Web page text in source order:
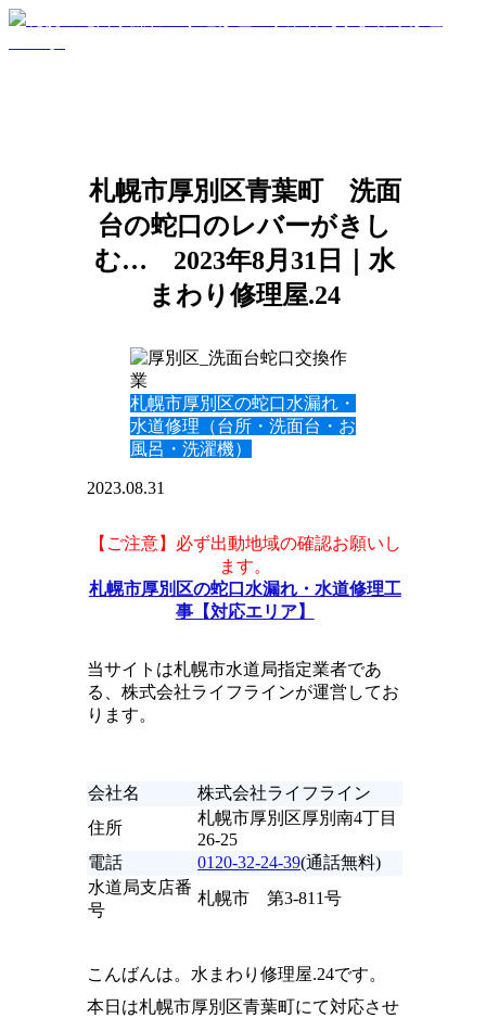
札幌市厚別区青葉町 洗面
台の蛇口のレバーがきし
む… 2023年8月31日｜水
まわり修理屋.24
札幌市厚別区の蛇口水漏れ・
水道修理（台所・洗面台・お
風呂・洗濯機）
2023.08.31
【ご注意】必ず出動地域の確認お願いし
ます。
札幌市厚別区の蛇口水漏れ・水道修理工
事【対応エリア】
当サイトは札幌市水道局指定業者であ
る、株式会社ライフラインが運営してお
ります。
会社名
株式会社ライフライン
住所
札幌市厚別区厚別南4丁目
26-25
電話
0120-32-24-39(通話無料)
水道局支店番
号
札幌市 第3-811号
こんばんは。水まわり修理屋.24です。
本日は札幌市厚別区青葉町にて対応させ